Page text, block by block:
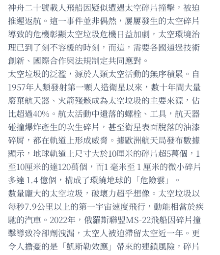
神舟二十號載人飛船因疑似遭遇太空碎片撞擊，被迫
推遲返航。這一事件並非偶然，屢屢發生的太空碎片
導致的危機彰顯太空垃圾危機日益加劇，太空環境治
理已到了刻不容緩的時刻，而這，需要各國通過技術
創新、國際合作與法規制定共同應對。
太空垃圾的泛濫，源於人類太空活動的無序積累。自
1957年人類發射第一顆人造衛星以來，數十年間大量
廢棄航天器、火箭殘骸成為太空垃圾的主要來源，佔
比超過40%。航太活動中遺落的螺栓、工具，航天器
碰撞爆炸產生的次生碎片，甚至衛星表面脫落的油漆
碎屑，都在軌道上形成威脅。據歐洲航天局發布數據
顯示，地球軌道上尺寸大於10厘米的碎片超5萬個，1
至10厘米的達120萬個，而1 毫米至 1 厘米的微小碎片
多達 1.4 億個，構成了環繞地球的「危險雲」。
數量龐大的太空垃圾，破壞力超乎想像。太空垃圾以
每秒7.9公里以上的第一宇宙速度飛行，動能相當於疾
馳的汽車。2022年，俄羅斯聯盟MS-22飛船因碎片撞
擊導致冷卻劑洩漏，太空人被迫滯留太空近一年。更
令人擔憂的是「凱斯勒效應」帶來的連鎖風險，碎片